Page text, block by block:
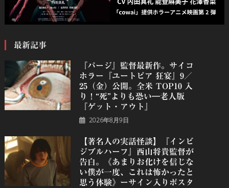
最新記事
『パージ』監督最新作。サイコ
ホラー『ユートピア 狂宴』9／
25（金）公開。全米 TOP10 入
り！“死”よりも恐い―老人版
『ゲット・アウト』
2026年8月9日
【著名人の実話怪談】『インビ
ジブルハーフ』⻄⼭将貴監督が
告白。《あまりお化けを信じな
い僕が一度、これは怖かったと
思う体験》ーサイン入りポスタ